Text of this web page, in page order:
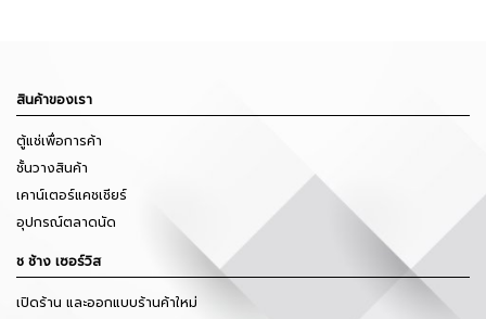
สินค้าของเรา
ตู้แช่เพื่อการค้า
ชั้นวางสินค้า
เคาน์เตอร์แคชเชียร์
อุปกรณ์ตลาดนัด
ช ช้าง เซอร์วิส
เปิดร้าน และออกแบบร้านค้าใหม่